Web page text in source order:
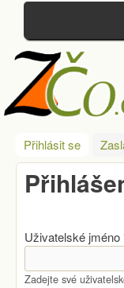
OBLAST
Přihlásit se
Uživatelské jméno
Zadejte své